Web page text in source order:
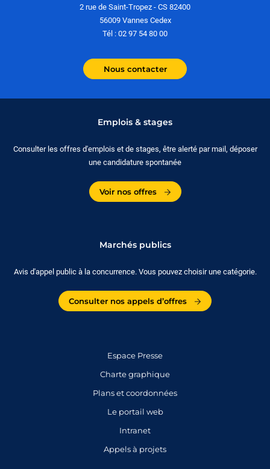
2 rue de Saint-Tropez - CS 82400
56009 Vannes Cedex
Tél : 02 97 54 80 00
Nous contacter
Emplois & stages
Consulter les offres d'emplois et de stages, être alerté par mail, déposer
une candidature spontanée
Voir nos offres
Marchés publics
Avis d'appel public à la concurrence. Vous pouvez choisir une catégorie.
Consulter nos appels d’offres
Espace Presse
Charte graphique
Plans et coordonnées
Le portail web
Intranet
Appels à projets